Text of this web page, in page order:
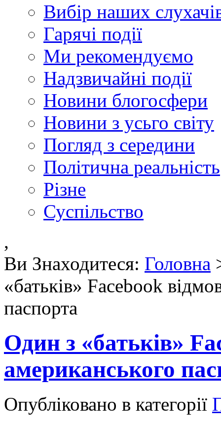
Вибір наших
Гарячі події
Ми рекомендуємо
Надзвичайні події
Новини блогосфери
Новини з усьго світу
Погляд з середини
Політична реальність
Різне
Суспільство
,
Ви Знаходитеся: Головна
«батьків» Facebook
паспорта
Один з «батьків»
американського
Опубліковано в категорії